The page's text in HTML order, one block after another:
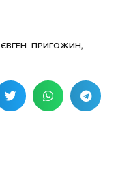
ЄВГЕН ПРИГОЖИН